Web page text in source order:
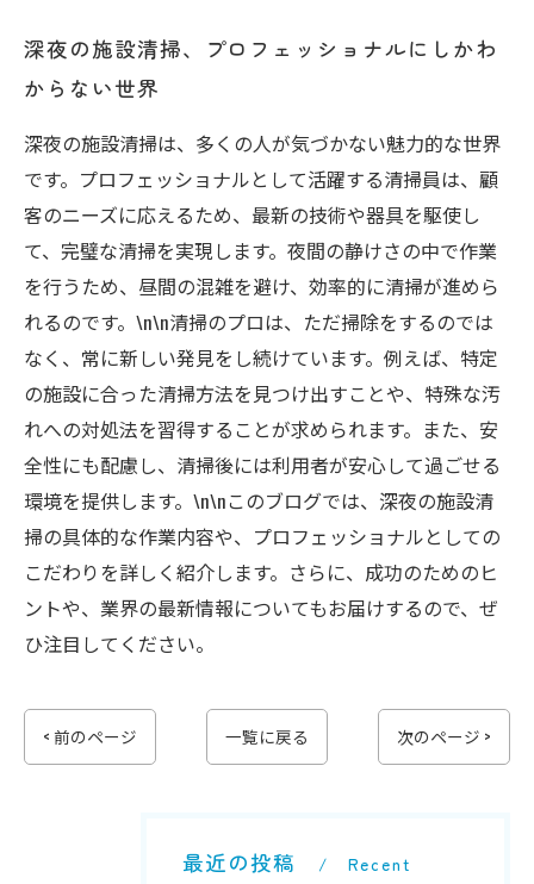
深夜の施設清掃、プロフェッショナルにしかわ
からない世界
深夜の施設清掃は、多くの人が気づかない魅力的な世界
です。プロフェッショナルとして活躍する清掃員は、顧
客のニーズに応えるため、最新の技術や器具を駆使し
て、完璧な清掃を実現します。夜間の静けさの中で作業
を行うため、昼間の混雑を避け、効率的に清掃が進めら
れるのです。\n\n清掃のプロは、ただ掃除をするのでは
なく、常に新しい発見をし続けています。例えば、特定
の施設に合った清掃方法を見つけ出すことや、特殊な汚
れへの対処法を習得することが求められます。また、安
全性にも配慮し、清掃後には利用者が安心して過ごせる
環境を提供します。\n\nこのブログでは、深夜の施設清
掃の具体的な作業内容や、プロフェッショナルとしての
こだわりを詳しく紹介します。さらに、成功のためのヒ
ントや、業界の最新情報についてもお届けするので、ぜ
ひ注目してください。
< 前のページ 一覧に戻る 次のページ >
最近の投稿
Recent